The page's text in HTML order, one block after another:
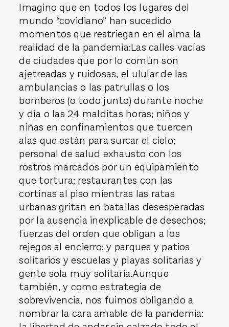
Imagino que en todos los lugares del
mundo “covidiano” han sucedido
momentos que restriegan en el alma la
realidad de la pandemia:Las calles vacías
de ciudades que por lo común son
ajetreadas y ruidosas, el ulular de las
ambulancias o las patrullas o los
bomberos (o todo junto) durante noche
y día o las 24 malditas horas; niños y
niñas en confinamientos que tuercen
alas que están para surcar el cielo;
personal de salud exhausto con los
rostros marcados por un equipamiento
que tortura; restaurantes con las
cortinas al piso mientras las ratas
urbanas gritan en batallas desesperadas
por la ausencia inexplicable de desechos;
fuerzas del orden que obligan a los
rejegos al encierro; y parques y patios
solitarios y escuelas y playas solitarias y
gente sola muy solitaria.Aunque
también, y como estrategia de
sobrevivencia, nos fuimos obligando a
nombrar la cara amable de la pandemia: